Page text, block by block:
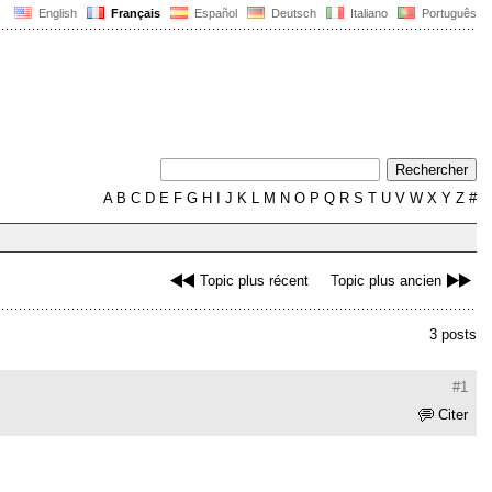
English Français Español Deutsch Italiano Português
AB C D E F G H J K L M N O P Q R S T U V W X Y Z #
Topic plus récent Topic plus ancien
3 posts
#1
Citer